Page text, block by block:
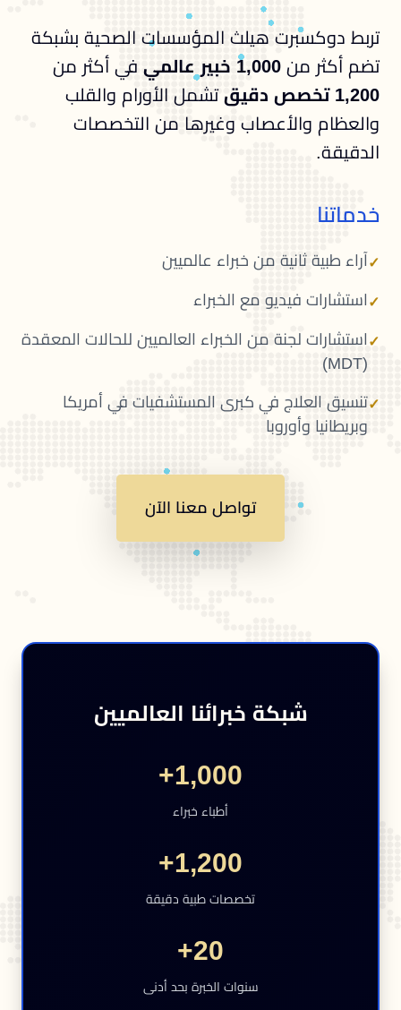
تربط دوكسبرت هيلث المؤسسات الصحية بشبكة
تضم أكثر من 1,000 خبير عالمي
في أكثر من
1,200 تخصص دقيق
تشمل الأورام والقلب
والعظام والأعصاب وغيرها من التخصصات
الدقيقة.
خدماتنا
✓ آراء طبية ثانية من خبراء عالميين
✓ استشارات فيديو مع الخبراء
✓ استشارات لجنة من الخبراء العالميين للحالات المعقدة
(MDT)
✓تنسيق العلاج في كبرى المستشفيات في أمريكا
وبريطانيا وأوروبا
تواصل معنا الآن
شبكة خبرائنا العالميين
1,000+
أطباء خبراء
1,200+
تخصصات طبية دقيقة
20+
سنوات الخبرة بحد أدنى